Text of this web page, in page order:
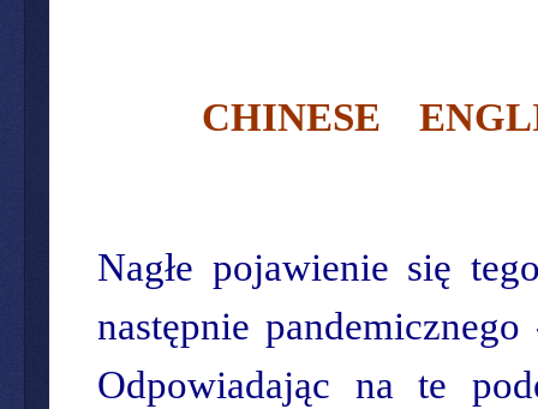
CHINESE
Nagłe pojawienie się
następnie
Odpowiadając na te